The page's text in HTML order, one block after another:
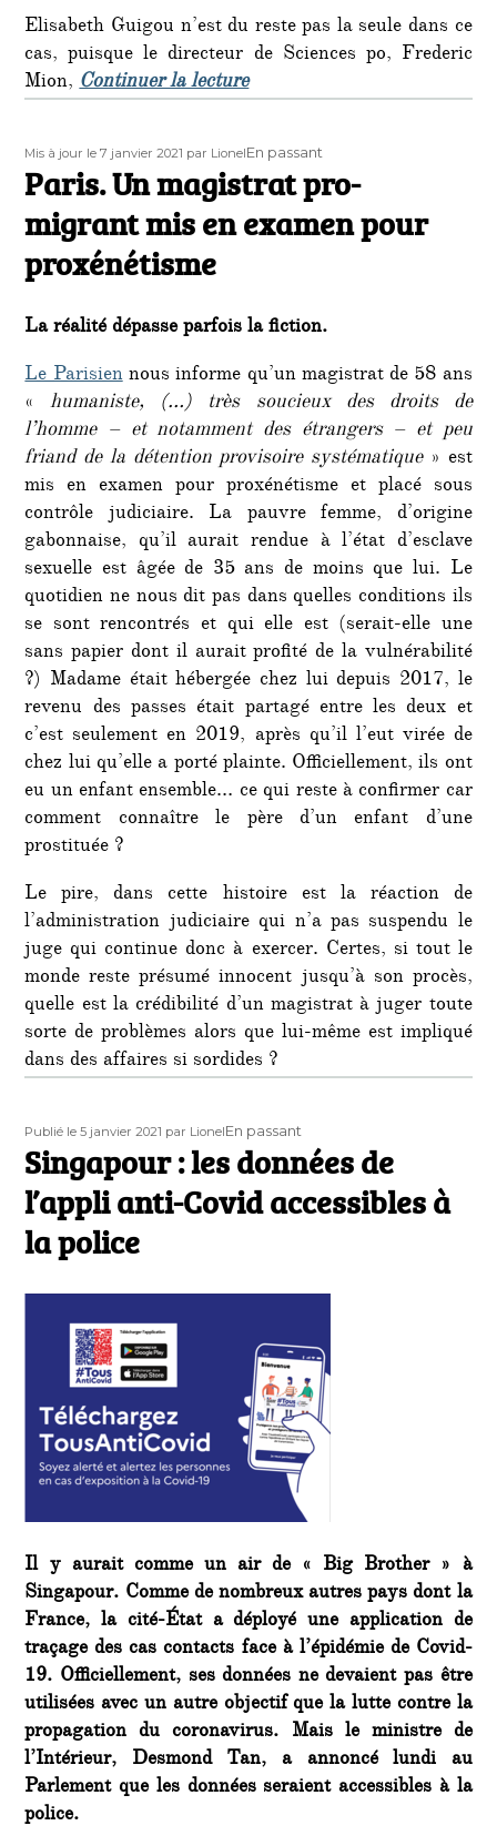
Elisabeth Guigou n’est du reste pas la seule dans ce
cas, puisque le directeur de Sciences po, Frederic
Mion,Continuer la lecturede « La commission pour
Publié
le
Mis à jour le 7 janvier 2021 Auteur
par LionelFormat
En passant
Paris. Un magistrat pro-
migrant mis en examen pour
proxénétisme
La réalité dépasse parfois la fiction.
Le Parisiennous informe qu’un magistrat de 58 ans
«humaniste, (…) très soucieux des droits de
l’homme – et notamment des étrangers – et peu
friand de la détention provisoire systématique» est
mis en examen pour proxénétisme et placé sous
contrôle judiciaire. La pauvre femme, d’origine
gabonnaise, qu’il aurait rendue à l’état d’esclave
sexuelle est âgée de 35 ans de moins que lui. Le
quotidien ne nous dit pas dans quelles conditions ils
se sont rencontrés et qui elle est (serait-elle une
sans papier dont il aurait profité de la vulnérabilité
?) Madame était hébergée chez lui depuis 2017, le
revenu des passes était partagé entre les deux et
c’est seulement en 2019, après qu’il l’eut virée de
chez lui qu’elle a porté plainte. Officiellement, ils ont
eu un enfant ensemble… ce qui reste à confirmer car
comment connaître le père d’un enfant d’une
prostituée ?
Le pire, dans cette histoire est la réaction de
l’administration judiciaire qui n’a pas suspendu le
juge qui continue donc à exercer. Certes, si tout le
monde reste présumé innocent jusqu’à son procès,
quelle est la crédibilité d’un magistrat à juger toute
sorte de problèmes alors que lui-même est impliqué
dans des affaires si sordides ?
Publié
le
Publié le 5 janvier 2021 Auteur
par LionelFormat
En passant
Singapour : les données de
l’appli anti-Covid accessibles à
la police
Il y aurait comme un air de « Big Brother » à
Singapour. Comme de nombreux autres pays dont la
France, la cité-État a déployé une application de
traçage des cas contacts face à l’épidémie de Covid-
19. Officiellement, ses données ne devaient pas être
utilisées avec un autre objectif que la lutte contre la
propagation du coronavirus. Mais le ministre de
l’Intérieur, Desmond Tan, a annoncé lundi au
Parlement que les données seraient accessibles à la
police.